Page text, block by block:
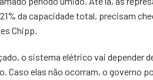
da capacidade total, precisam
Chipp.
o sistema elétrico vai depender
Caso elas não ocorram, o governo